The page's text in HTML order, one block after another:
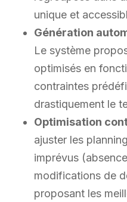
unique et
Génération
Le système
optimisés en
contraintes
drastiquement le
Optimisation
ajuster les
imprévus
modifications de
proposant les